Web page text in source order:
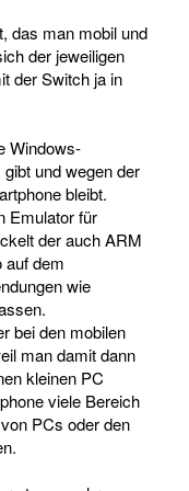
das man mobil und
der jeweiligen
der Switch ja in
Windows-
und wegen der
bleibt.
Emulator für
der auch ARM
auf dem
wie
bei den mobilen
man damit dann
kleinen PC
viele Bereich
PCs oder den